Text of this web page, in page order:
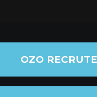
OZO RECRUTE